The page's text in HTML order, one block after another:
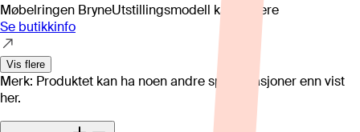
Møbelringen BryneUtstillingsmodell kan variere
Se butikkinfo
Vis flere
Merk: Produktet kan ha noen andre spesifikasjoner enn vist
her.